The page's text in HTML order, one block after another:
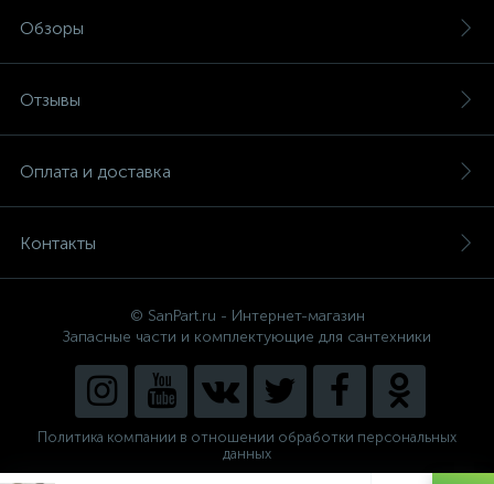
Обзоры
Отзывы
Оплата и доставка
Контакты
© SanPart.ru - Интернет-магазин
Запасные части и комплектующие для сантехники
Политика компании в отношении обработки персональных
данных